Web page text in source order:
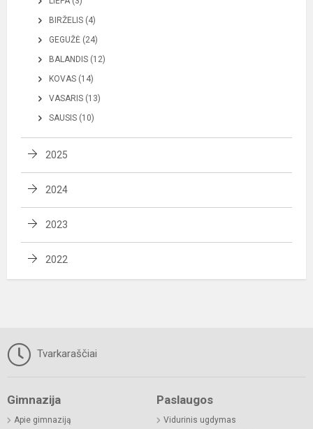
BIRŽELIS (4)
GEGUŽĖ (24)
BALANDIS (12)
KOVAS (14)
VASARIS (13)
SAUSIS (10)
2025
2024
2023
2022
Tvarkaraščiai
Gimnazija
Apie gimnaziją
Paslaugos
Vidurinis ugdymas